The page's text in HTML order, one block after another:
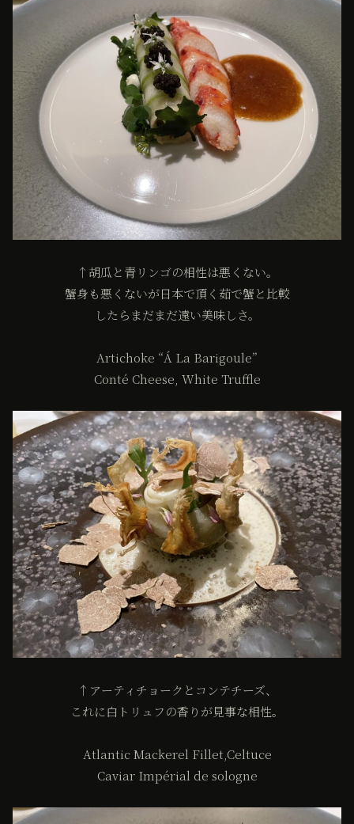
↑胡瓜と青リンゴの相性は悪くない。
蟹身も悪くないが日本で頂く茹で蟹と比較
したらまだまだ遠い美味しさ。
Artichoke “Á La Barigoule”
Conté Cheese, White Truffle
↑アーティチョークとコンテチーズ、
これに白トリュフの香りが見事な相性。
Atlantic Mackerel Fillet,Celtuce
Caviar Impérial de sologne